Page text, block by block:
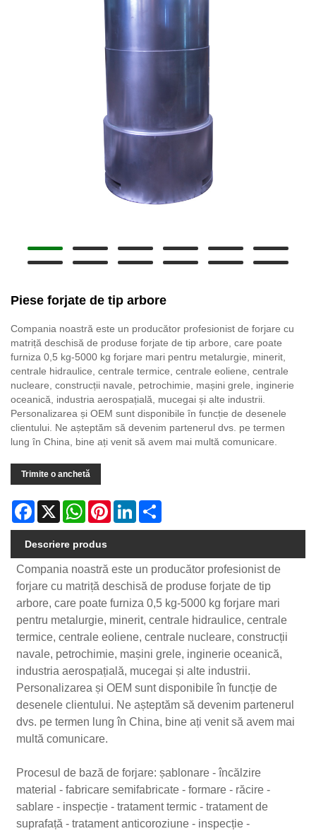
Piese forjate de tip arbore
Compania noastră este un producător profesionist de forjare cu
matriță deschisă de produse forjate de tip arbore, care poate
furniza 0,5 kg-5000 kg forjare mari pentru metalurgie, minerit,
centrale hidraulice, centrale termice, centrale eoliene, centrale
nucleare, construcții navale, petrochimie, mașini grele, inginerie
oceanică, industria aerospațială, mucegai și alte industrii.
Personalizarea și OEM sunt disponibile în funcție de desenele
clientului. Ne așteptăm să devenim partenerul dvs. pe termen
lung în China, bine ați venit să avem mai multă comunicare.
Trimite o anchetă
Facebook
X WhatsAppPinterestLinkedIn
Descriere produs
Compania noastră este un producător profesionist de
forjare cu matriță deschisă de produse forjate de tip
arbore, care poate furniza 0,5 kg-5000 kg forjare mari
pentru metalurgie, minerit, centrale hidraulice, centrale
termice, centrale eoliene, centrale nucleare, construcții
navale, petrochimie, mașini grele, inginerie oceanică,
industria aerospațială, mucegai și alte industrii.
Personalizarea și OEM sunt disponibile în funcție de
desenele clientului. Ne așteptăm să devenim partenerul
dvs. pe termen lung în China, bine ați venit să avem mai
multă comunicare.
Procesul de bază de forjare: șablonare - încălzire
material - fabricare semifabricate - formare - răcire -
sablare - inspecție - tratament termic - tratament de
suprafață - tratament anticoroziune - inspecție -